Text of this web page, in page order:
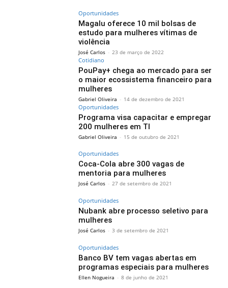
Oportunidades
Magalu oferece 10 mil bolsas de
estudo para mulheres vítimas de
violência
José Carlos - 23 de março de 2022
Cotidiano
PouPay+ chega ao mercado para ser
o maior ecossistema financeiro para
mulheres
Gabriel Oliveira - 14 de dezembro de 2021
Oportunidades
Programa visa capacitar e empregar
200 mulheres em TI
Gabriel Oliveira - 15 de outubro de 2021
Oportunidades
Coca-Cola abre 300 vagas de
mentoria para mulheres
José Carlos - 27 de setembro de 2021
Oportunidades
Nubank abre processo seletivo para
mulheres
José Carlos - 3 de setembro de 2021
Oportunidades
Banco BV tem vagas abertas em
programas especiais para mulheres
Ellen Nogueira - 8 de junho de 2021